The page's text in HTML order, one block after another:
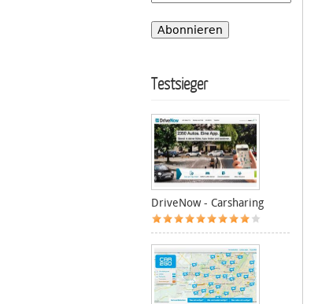
Testsieger
DriveNow - Carsharing